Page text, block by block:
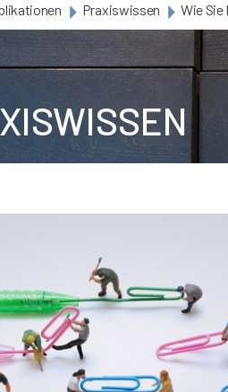
Praxiswissen Wie Sie